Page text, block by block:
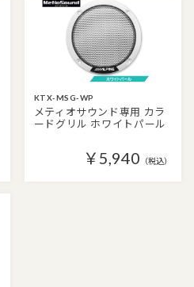
KTX-MSG-WP
メティオサウンド専用 カラ
ードグリル ホワイトパール
￥5,940 （税込）